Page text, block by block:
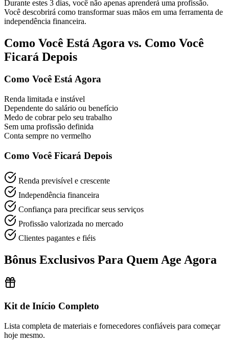
Durante estes 3 dias, você não apenas aprenderá uma profissão.
Você descobrirá como transformar suas mãos em uma ferramenta de
independência financeira.
Como Você Está Agora vs. Como Você
Ficará Depois
Como Você Está Agora
Renda limitada e instável
Dependente do salário ou benefício
Medo de cobrar pelo seu trabalho
Sem uma profissão definida
Conta sempre no vermelho
Como Você Ficará Depois
Renda previsível e crescente
Independência financeira
Confiança para precificar seus serviços
Profissão valorizada no mercado
Clientes pagantes e fiéis
Bônus Exclusivos Para Quem Age Agora
Kit de Início Completo
Lista completa de materiais e fornecedores confiáveis para começar
hoje mesmo.